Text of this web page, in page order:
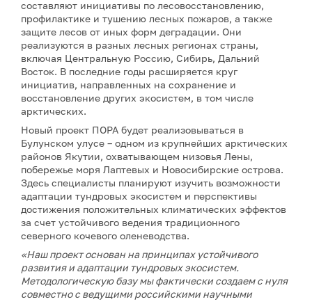
составляют инициативы по лесовосстановлению,
профилактике и тушению лесных пожаров, а также
защите лесов от иных форм деградации. Они
реализуются в разных лесных регионах страны,
включая Центральную Россию, Сибирь, Дальний
Восток. В последние годы расширяется круг
инициатив, направленных на сохранение и
восстановление других экосистем, в том числе
арктических.
Новый проект ПОРА будет реализовываться в
Булунском улусе – одном из крупнейших арктических
районов Якутии, охватывающем низовья Лены,
побережье моря Лаптевых и Новосибирские острова.
Здесь специалисты планируют изучить возможности
адаптации тундровых экосистем и перспективы
достижения положительных климатических эффектов
за счет устойчивого ведения традиционного
северного кочевого оленеводства.
«Наш проект основан на принципах устойчивого
развития и адаптации тундровых экосистем.
Методологическую базу мы фактически создаем с нуля
совместно с ведущими российскими научными